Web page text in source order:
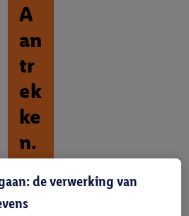
A
an
tr
ek
ke
n.
O
psde verwerking van